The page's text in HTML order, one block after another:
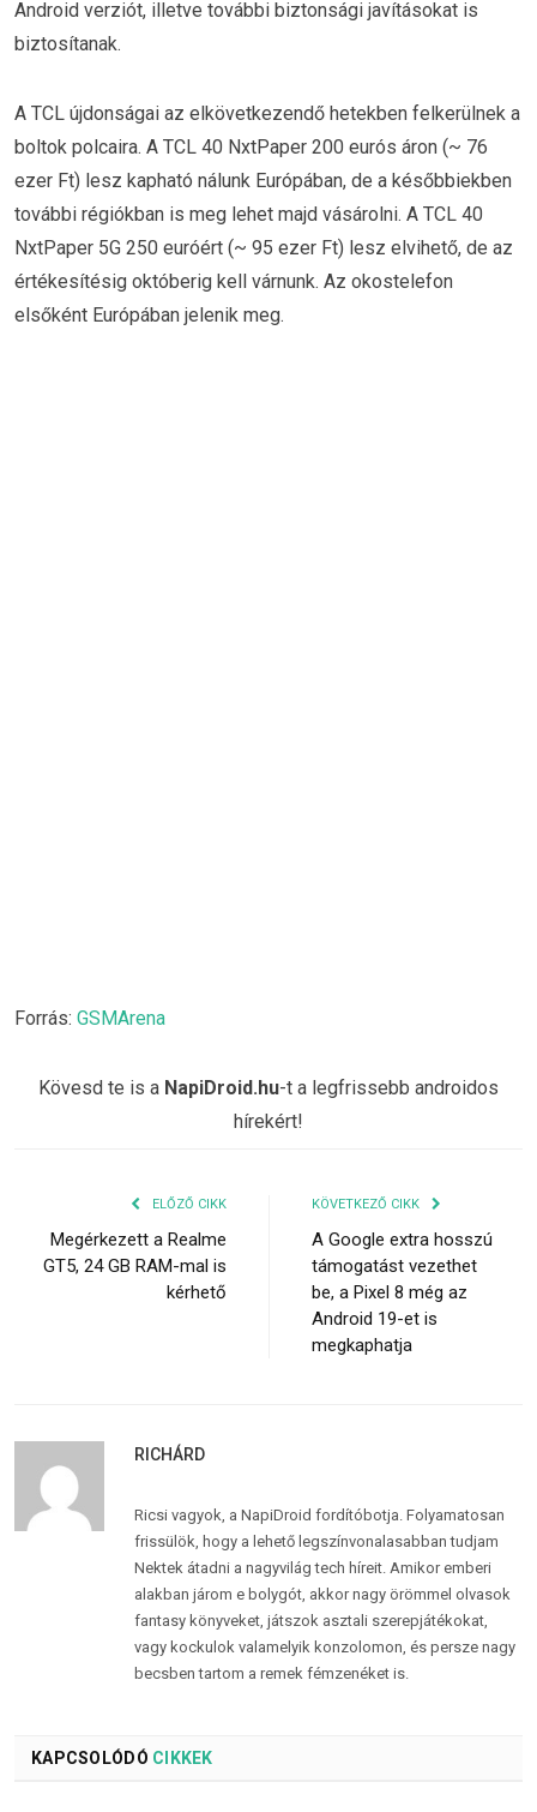
Android verziót, illetve további biztonsági javításokat is
biztosítanak.
A TCL újdonságai az elkövetkezendő hetekben felkerülnek a
boltok polcaira. A TCL 40 NxtPaper 200 eurós áron (~ 76
ezer Ft) lesz kapható nálunk Európában, de a későbbiekben
további régiókban is meg lehet majd vásárolni. A TCL 40
NxtPaper 5G 250 euróért (~ 95 ezer Ft) lesz elvihető, de az
értékesítésig októberig kell várnunk. Az okostelefon
elsőként Európában jelenik meg.
Forrás: GSMArena
Kövesd te is a NapiDroid.hu-t a legfrissebb androidos
hírekért!
ELŐZŐ CIKK
Megérkezett a Realme
GT5, 24 GB RAM-mal is
kérhető
KÖVETKEZŐ CIKK
A Google extra hosszú
támogatást vezethet
be, a Pixel 8 még az
Android 19-et is
megkaphatja
RICHÁRD
Ricsi vagyok, a NapiDroid fordítóbotja. Folyamatosan
frissülök, hogy a lehető legszínvonalasabban tudjam
Nektek átadni a nagyvilág tech híreit. Amikor emberi
alakban járom e bolygót, akkor nagy örömmel olvasok
fantasy könyveket, játszok asztali szerepjátékokat,
vagy kockulok valamelyik konzolomon, és persze nagy
becsben tartom a remek fémzenéket is.
KAPCSOLÓDÓ CIKKEK